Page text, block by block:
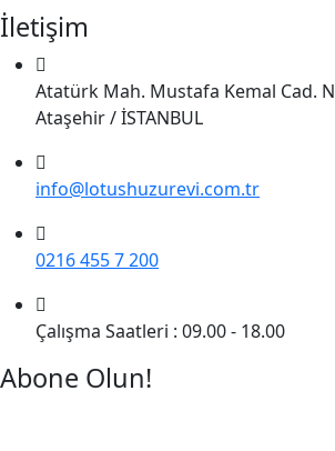
İletişim
Atatürk Mah. Mustafa Kemal Cad.
Ataşehir / İSTANBUL
info@lotushuzurevi.com.tr
0216 455 7 200
Çalışma Saatleri : 09.00 - 18.00
Abone Olun!